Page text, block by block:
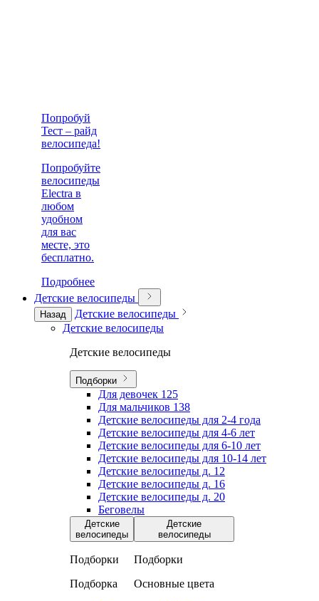
Попробуй
Тест – райд
велосипеда!
Попробуйте
велосипеды
Electra в
любом
удобном
для вас
месте, это
бесплатно.
Подробнее
Детские велосипеды
Назад
Детские велосипеды
Детские велосипеды
Детские велосипеды
Подборки
Для девочек 125
Для мальчиков 138
Детские велосипеды для 2-4 года
Детские велосипеды для 4-6 лет
Детские велосипеды для 6-10 лет
Детские велосипеды для 10-14 лет
Детские велосипеды д. 12
Детские велосипеды д. 16
Детские велосипеды д. 20
Беговелы
Детские
велосипеды
Подборки
Подборка
Детские
велосипеды
Подборки
Основные цвета